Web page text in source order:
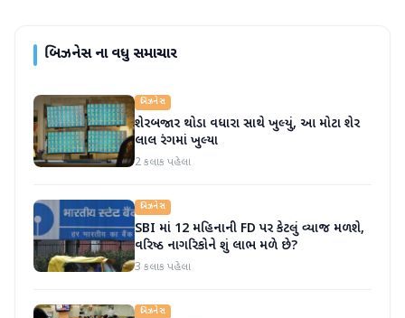
બિઝનેસના વધુ સમાચાર
બિઝનેસ
શેરબજાર થોડા વધારા સાથે ખુલ્યું, આ મોટા શેર
લાલ રંગમાં ખુલ્યા
2 કલાક પહેલા
બિઝનેસ
SBI માં 12 મહિનાની FD પર કેટલું વ્યાજ મળશે,
વરિષ્ઠ નાગરિકોને શું લાભ મળે છે?
3 કલાક પહેલા
બિઝનેસ